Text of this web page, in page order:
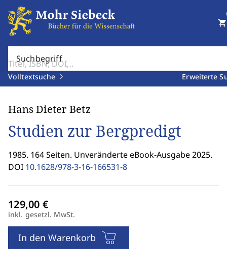
Suchbegriff
Volltextsuche Erweiterte
shopping_cart
Hans Dieter Betz
Studien zur Bergpredigt
1985. 164 Seiten. Unveränderte eBook-Ausgabe 2025.
DOI 10.1628/978-3-16-166531-8
inkl. gesetzl. MwSt.
In den Warenkorb